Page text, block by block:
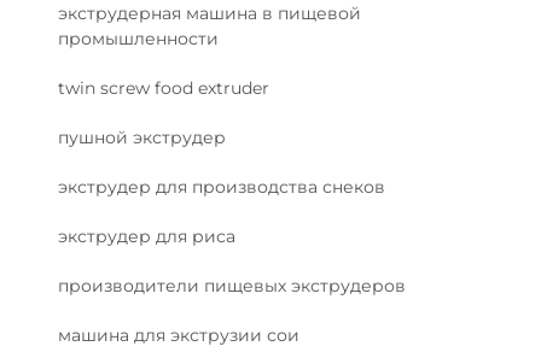
экструдерная машина в пищевой
промышленности
twin screw food extruder
пушной экструдер
экструдер для производства снеков
экструдер для риса
производители пищевых экструдеров
машина для экструзии сои